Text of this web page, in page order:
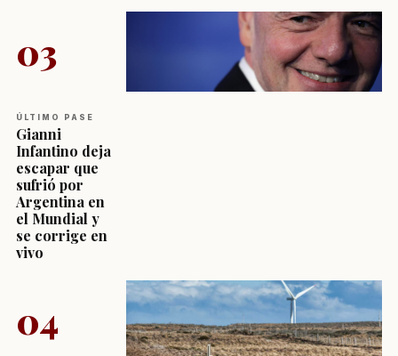
03
ÚLTIMO PASE
Gianni
Infantino deja
escapar que
sufrió por
Argentina en
el Mundial y
se corrige en
vivo
04